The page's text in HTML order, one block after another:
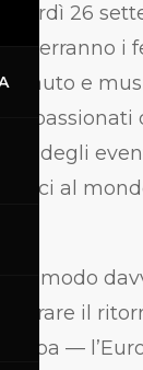
26
si terranno i
auto e
appassionati
degli
unici al
un modo
il
—